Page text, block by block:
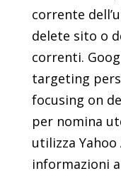
corrente
delete sito o
correnti.
targeting
focusing on
per nomina
utilizza
informazioni